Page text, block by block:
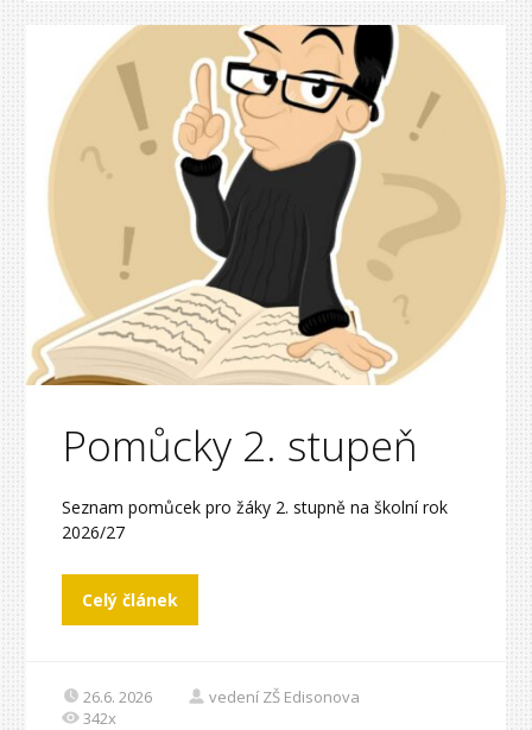
Pomůcky 2. stupeň
Seznam pomůcek pro žáky 2. stupně na školní rok
2026/27
Celý článek
26.6. 2026
vedení ZŠ Edisonova
342x